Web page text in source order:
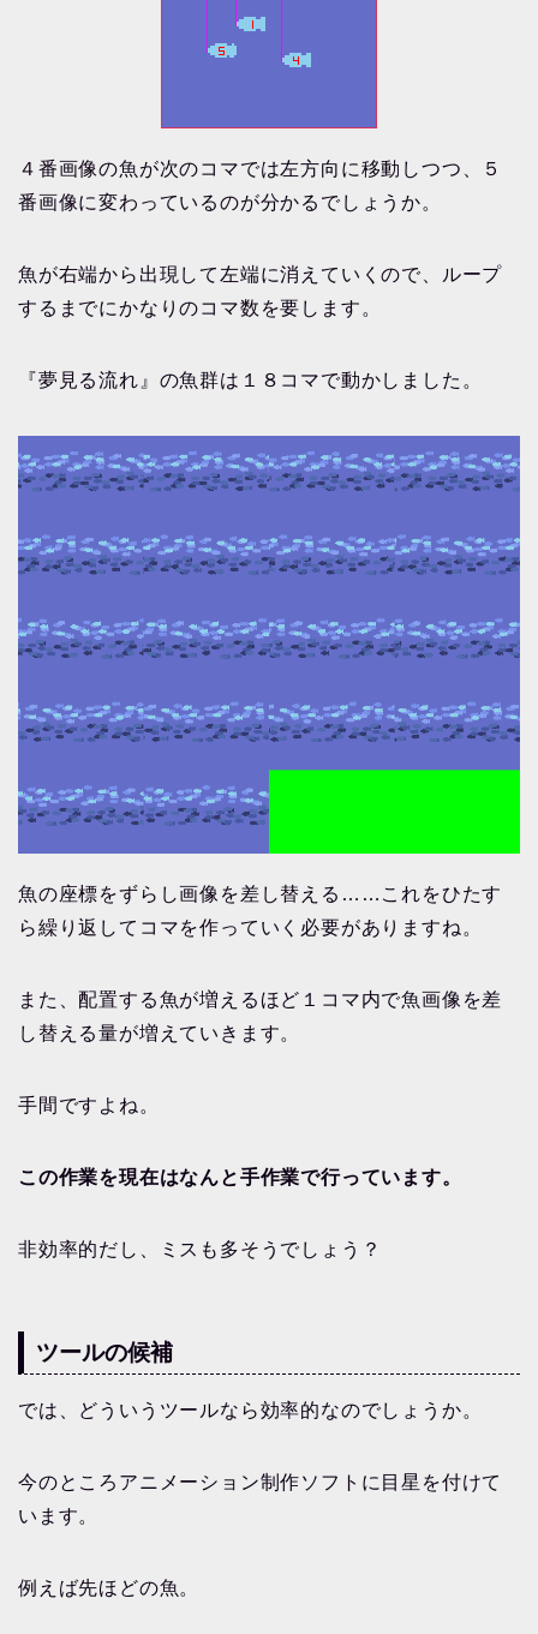
４番画像の魚が次のコマでは左方向に移動しつつ、５
番画像に変わっているのが分かるでしょうか。
魚が右端から出現して左端に消えていくので、ループ
するまでにかなりのコマ数を要します。
『夢見る流れ』の魚群は１８コマで動かしました。
魚の座標をずらし画像を差し替える……これをひたす
ら繰り返してコマを作っていく必要がありますね。
また、配置する魚が増えるほど１コマ内で魚画像を差
し替える量が増えていきます。
手間ですよね。
この作業を現在はなんと手作業で行っています。
非効率的だし、ミスも多そうでしょう？
ツールの候補
では、どういうツールなら効率的なのでしょうか。
今のところアニメーション制作ソフトに目星を付けて
います。
例えば先ほどの魚。